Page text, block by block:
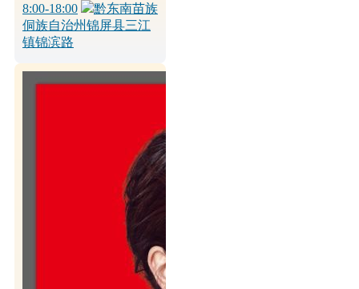
8:00-18:00
黔东南苗族
侗族自治州锦屏县三江
镇锦滨路